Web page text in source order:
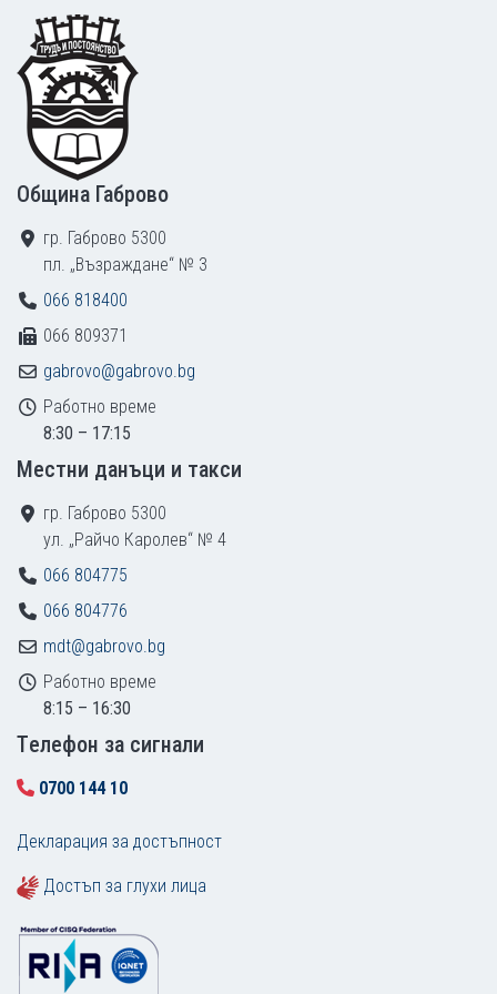
Footer
Община Габрово
гр. Габрово 5300
пл. „Възраждане“ № 3
066 818400
066 809371
gabrovo@gabrovo.bg
Работно време
8:30 – 17:15
Местни данъци и такси
гр. Габрово 5300
ул. „Райчо Каролев“ № 4
066 804775
066 804776
mdt@gabrovo.bg
Работно време
8:15 – 16:30
Tелефон за сигнали
0700 144 10
Декларация за достъпност
Достъп за глухи лица